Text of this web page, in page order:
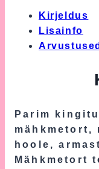
Kirjeldus
Lisainfo
Parim
mähkmetort,
hoole,
Mähkmetort